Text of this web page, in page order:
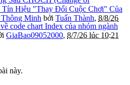
Tín Hiệu "Thay Đổi Cuộc Chơi" Của
Minh bởi Tuấn Thành, 8/8/26
code chart Index của nhóm ngành
GiaBao09052000, 8/7/26 lúc 10:21
này.